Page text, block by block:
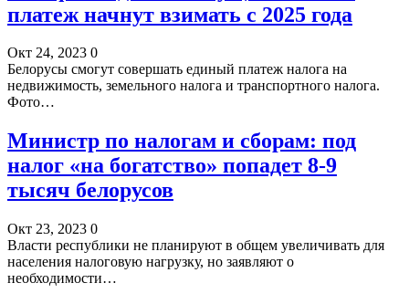
платеж начнут взимать с 2025 года
Окт 24, 2023 0
Белорусы смогут совершать единый платеж налога на
недвижимость, земельного налога и транспортного налога.
Фото…
Министр по налогам и сборам: под
налог «на богатство» попадет 8-9
тысяч белорусов
Окт 23, 2023 0
Власти республики не планируют в общем увеличивать для
населения налоговую нагрузку, но заявляют о
необходимости…